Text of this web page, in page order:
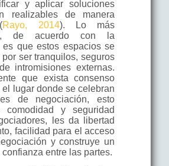
y aplicar soluciones
realizables de manera
Rayo, 2014). Lo más
de acuerdo con la
es que estos espacios se
ser tranquilos, seguros
intromisiones externas.
que exista consenso
el lugar donde se celebran
de negociación, esto
comodidad y seguridad
les da libertad
facilidad para el acceso
y construye un
entre las partes.